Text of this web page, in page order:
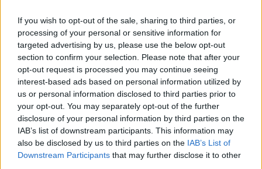
If you wish to opt-out of the sale, sharing to third parties, or
processing of your personal or sensitive information for
targeted advertising by us, please use the below opt-out
section to confirm your selection. Please note that after your
opt-out request is processed you may continue seeing
interest-based ads based on personal information utilized by
us or personal information disclosed to third parties prior to
your opt-out. You may separately opt-out of the further
disclosure of your personal information by third parties on the
IAB’s list of downstream participants. This information may
also be disclosed by us to third parties on the IAB’s List of
Downstream Participants that may further disclose it to other
γνωστό και «περπατημένο», με μικρά και
γαλήνια χωριά που δεν έχουν να ζηλέψουν
τίποτα σε ομορφιά. Το Καπέσοβο, σε
απόσταση περίπου 43 χλμ. από τα Ιωάννινα,
είναι ένα από τα πιο καλοδιατηρημένα χωριά
του Ζαγορίου, ιδανικό για όσους αναζητούν
ήρεμες αποδράσεις. Ένα ορεινό ησυχαστήριο
περιτριγυρισμένο από την άγρια φύση της
Ηπείρου.